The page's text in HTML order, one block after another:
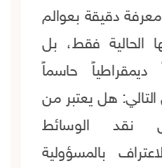
دقيقة بعوالم
الحالية فقط، بل
حاسماً
هل يعتبر من
نقد الوسائط
بالمسؤولية